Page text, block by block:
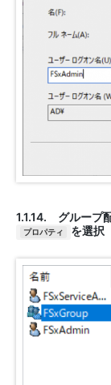
1.1.14. グループ
プロパティ を選択